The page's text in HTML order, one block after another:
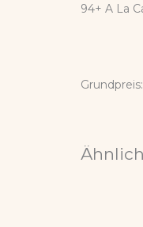
94+ A La